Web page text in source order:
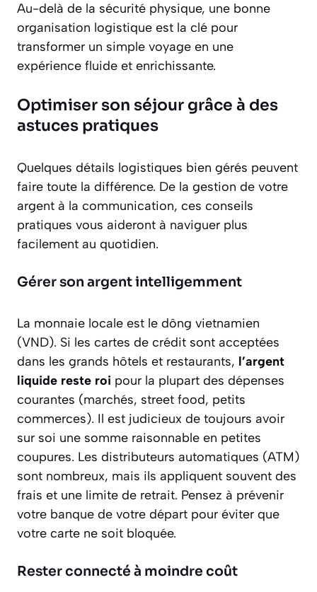
Au-delà de la sécurité physique, une bonne
organisation logistique est la clé pour
transformer un simple voyage en une
expérience fluide et enrichissante.
Optimiser son séjour grâce à des
astuces pratiques
Quelques détails logistiques bien gérés peuvent
faire toute la différence. De la gestion de votre
argent à la communication, ces conseils
pratiques vous aideront à naviguer plus
facilement au quotidien.
Gérer son argent intelligemment
La monnaie locale est le dông vietnamien
(VND). Si les cartes de crédit sont acceptées
dans les grands hôtels et restaurants, l’argent
liquide reste roi pour la plupart des dépenses
courantes (marchés, street food, petits
commerces). Il est judicieux de toujours avoir
sur soi une somme raisonnable en petites
coupures. Les distributeurs automatiques (ATM)
sont nombreux, mais ils appliquent souvent des
frais et une limite de retrait. Pensez à prévenir
votre banque de votre départ pour éviter que
votre carte ne soit bloquée.
Rester connecté à moindre coût